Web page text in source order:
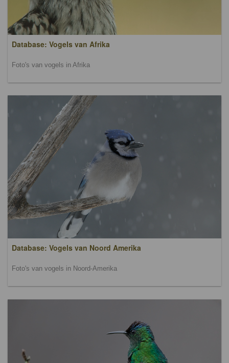
Database: Vogels van Afrika
Foto's van vogels in Afrika
Database: Vogels van Noord Amerika
Foto's van vogels in Noord-Amerika